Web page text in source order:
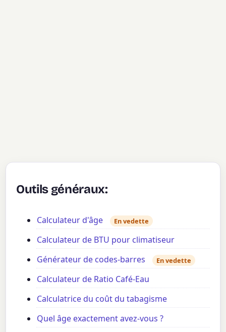
Outils généraux:
Calculateur d'âge En vedette
Calculateur de BTU pour climatiseur
Générateur de codes-barres
En vedette
Calculateur de Ratio Café-Eau
Calculatrice du coût du tabagisme
Quel âge exactement avez-vous ?